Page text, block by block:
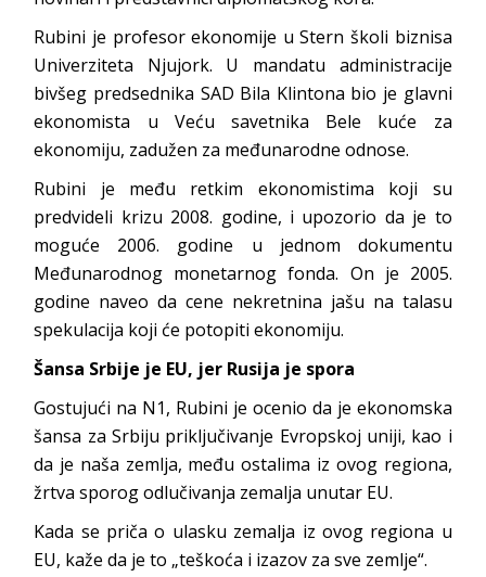
Rubini je profesor ekonomije u Stern školi biznisa
Univerziteta Njujork. U mandatu administracije
bivšeg predsednika SAD Bila Klintona bio je glavni
ekonomista u Veću savetnika Bele kuće za
ekonomiju, zadužen za međunarodne odnose.
Rubini je među retkim ekonomistima koji su
predvideli krizu 2008. godine, i upozorio da je to
moguće 2006. godine u jednom dokumentu
Međunarodnog monetarnog fonda. On je 2005.
godine naveo da cene nekretnina jašu na talasu
spekulacija koji će potopiti ekonomiju.
Šansa Srbije je EU, jer Rusija je spora
Gostujući na N1, Rubini je ocenio da je ekonomska
šansa za Srbiju priključivanje Evropskoj uniji, kao i
da je naša zemlja, među ostalima iz ovog regiona,
žrtva sporog odlučivanja zemalja unutar EU.
Kada se priča o ulasku zemalja iz ovog regiona u
EU, kaže da je to „teškoća i izazov za sve zemlje“.